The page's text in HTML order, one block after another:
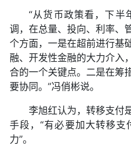
“从货币政策看，下半
调，在总量、投向、利率、
个方面，一是在超前进行基
融、开发性金融的大力介入
合的一个关键点。二是在筹
要协同。”冯俏彬说。
李旭红认为，转移支付
手段，“有必要加大转移
力”。